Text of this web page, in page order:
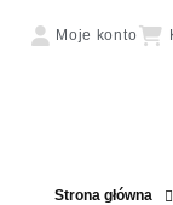
Moje konto
Strona główna